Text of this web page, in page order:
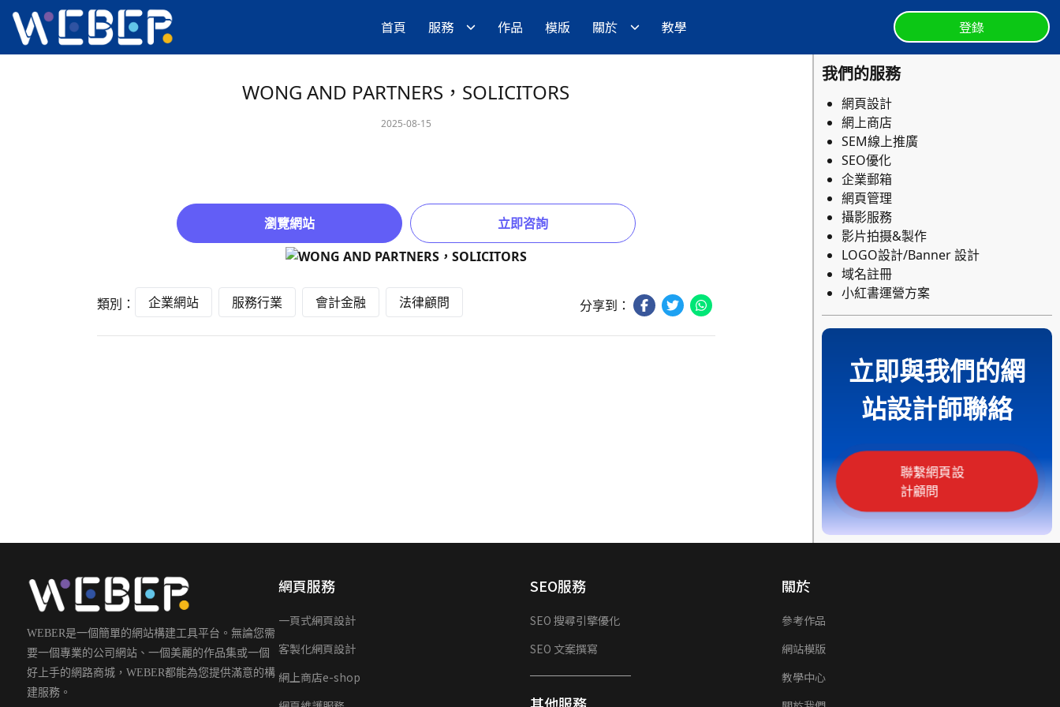
首頁 服務 作品 模版 關於 教學 登錄
WONG AND PARTNERS，SOLICITORS
2025-08-15
瀏覽網站 立即咨詢
類別： 企業網站 服務行業 會計金融 法律顧問 分享到：
我們的服務
網頁設計
網上商店
SEM線上推廣
SEO優化
企業郵箱
網頁管理
攝影服務
影片拍摄&製作
LOGO設計/Banner 設計
域名註冊
小紅書運營方案
立即與我們的網
站設計師聯絡
聯繫網頁設
計顧問
WEBER是一個簡單的網站構建工具平台。無論您需
要一個專業的公司網站、一個美麗的作品集或一個
好上手的網路商城，WEBER都能為您提供滿意的構
建服務。
網頁服務
一頁式網頁設計
客製化網頁設計
網上商店e-shop
SEO服務
SEO 搜尋引擎優化
SEO 文案撰寫
其他服務
關於
參考作品
網站模版
教學中心